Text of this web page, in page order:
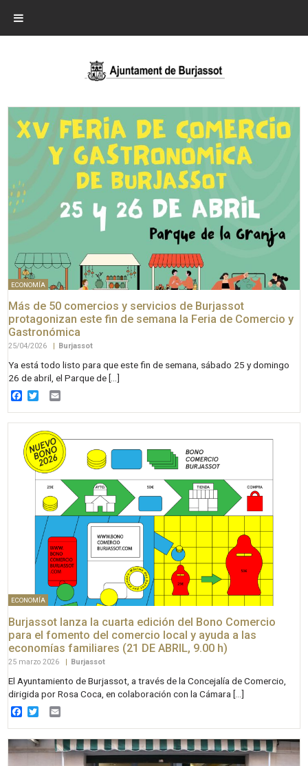
ECONOMÍA
Más de 50 comercios y servicios de Burjassot
protagonizan este fin de semana la Feria de Comercio y
Gastronómica
25/04/2026 Burjassot
Ya está todo listo para que este fin de semana, sábado 25 y domingo
26 de abril, el Parque de […]
Facebook
Twitter
ECONOMÍA
Burjassot lanza la cuarta edición del Bono Comercio
para el fomento del comercio local y ayuda a las
economías familiares (21 DE ABRIL, 9.00 h)
25 marzo 2026 | Burjassot
El Ayuntamiento de Burjassot, a través de la Concejalía de Comercio,
dirigida por Rosa Coca, en colaboración con la Cámara […]
Facebook
Twitter